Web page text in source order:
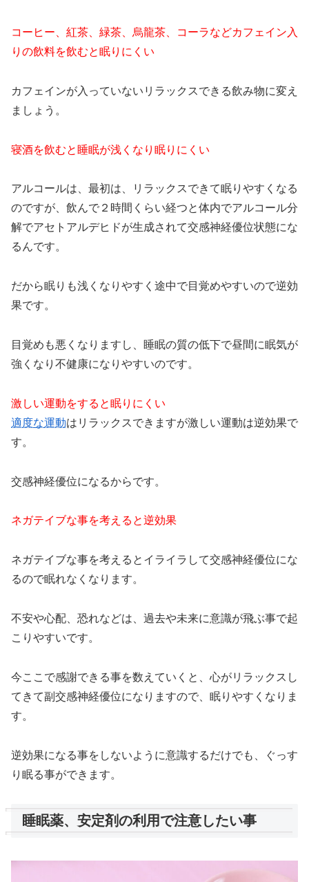
コーヒー、紅茶、緑茶、烏龍茶、コーラなどカフェイン入
りの飲料を飲むと眠りにくい
カフェインが入っていないリラックスできる飲み物に変え
ましょう。
寝酒を飲むと睡眠が浅くなり眠りにくい
アルコールは、最初は、リラックスできて眠りやすくなる
のですが、飲んで２時間くらい経つと体内でアルコール分
解でアセトアルデヒドが生成されて交感神経優位状態にな
るんです。
だから眠りも浅くなりやすく途中で目覚めやすいので逆効
果です。
目覚めも悪くなりますし、睡眠の質の低下で昼間に眠気が
強くなり不健康になりやすいのです。
激しい運動をすると眠りにくい
適度な運動はリラックスできますが激しい運動は逆効果で
す。
交感神経優位になるからです。
ネガテイブな事を考えると逆効果
ネガテイブな事を考えるとイライラして交感神経優位にな
るので眠れなくなります。
不安や心配、恐れなどは、過去や未来に意識が飛ぶ事で起
こりやすいです。
今ここで感謝できる事を数えていくと、心がリラックスし
てきて副交感神経優位になりますので、眠りやすくなりま
す。
逆効果になる事をしないように意識するだけでも、ぐっす
り眠る事ができます。
睡眠薬、安定剤の利用で注意したい事